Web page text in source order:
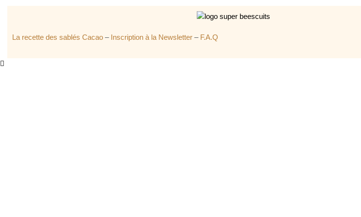
La recette des sablés Cacao – Inscription à la Newsletter – F.A.Q